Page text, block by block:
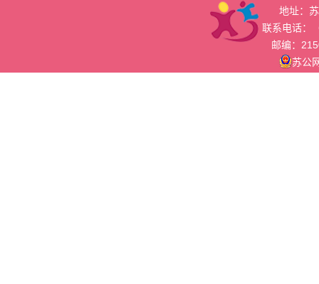
地址：
联系电话：
邮编：
苏公